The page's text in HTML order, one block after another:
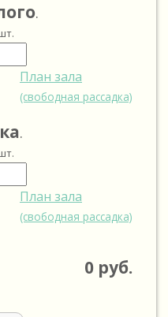
.
План зала
(свободная рассадка)
.
План зала
(свободная рассадка)
0 руб.